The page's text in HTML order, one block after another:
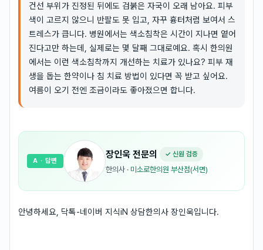
건선 부위가 진정된 뒤에도 검붉은 자국이 오래 남아요. 피부
색이 고르지 않으니 반팔도 못 입고, 자꾸 흉터처럼 보여서 스
트레스가 큽니다. 병원에서는 색소침착은 시간이 지나면 옅어
진다고만 하는데, 실제로는 몇 달째 그대로예요. 혹시 한의원
에서는 이런 색소침착까지 개선하는 치료가 있나요? 피부 재
생을 돕는 한약이나 침 치료 방법이 있다면 꼭 받고 싶어요.
여름이 오기 전엔 조금이라도 좋아졌으면 합니다.
장인욱 전문의 ✓ 신원 검증
한의사 · 미소로한의원 부산점(서면)
A · 답변
안녕하세요, 닥톡-네이버 지식iN 상담한의사 장인욱입니다.